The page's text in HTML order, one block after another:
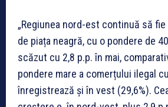
„Regiunea nord-est continuă să
de piața neagră, cu o pondere de
scăzut cu 2,8 p.p. în mai,
pondere mare a comerțului ilegal
înregistrează și în vest (29,6%).